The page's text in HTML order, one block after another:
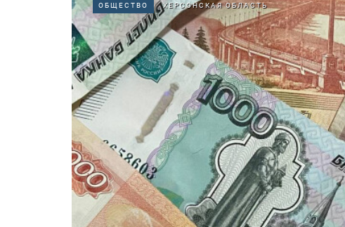
ОБЩЕСТВО ХЕРСОНСКАЯ ОБЛАСТЬ